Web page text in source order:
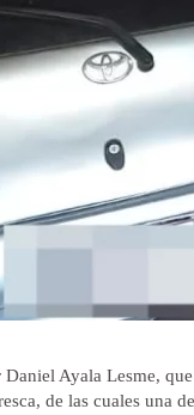
Ayala Lesme,
de las cuales una